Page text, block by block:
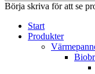
Börja skriva för att se
Start
Produkter